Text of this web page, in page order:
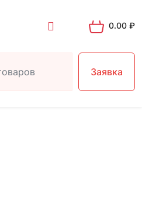
0.00 ₽
Заявка